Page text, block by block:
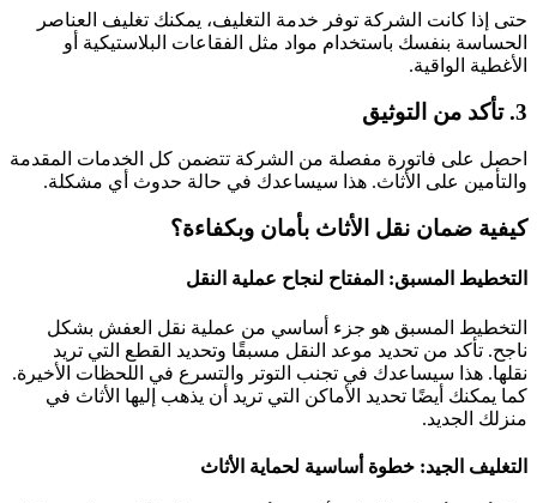
حتى إذا كانت الشركة توفر خدمة التغليف، يمكنك تغليف العناصر
الحساسة بنفسك باستخدام مواد مثل الفقاعات البلاستيكية أو
الأغطية الواقية.
3. تأكد من التوثيق
احصل على فاتورة مفصلة من الشركة تتضمن كل الخدمات المقدمة
والتأمين على الأثاث. هذا سيساعدك في حالة حدوث أي مشكلة.
كيفية ضمان نقل الأثاث بأمان وبكفاءة؟
التخطيط المسبق: المفتاح لنجاح عملية النقل
التخطيط المسبق هو جزء أساسي من عملية نقل العفش بشكل
ناجح. تأكد من تحديد موعد النقل مسبقًا وتحديد القطع التي تريد
نقلها. هذا سيساعدك في تجنب التوتر والتسرع في اللحظات الأخيرة.
كما يمكنك أيضًا تحديد الأماكن التي تريد أن يذهب إليها الأثاث في
منزلك الجديد.
التغليف الجيد: خطوة أساسية لحماية الأثاث